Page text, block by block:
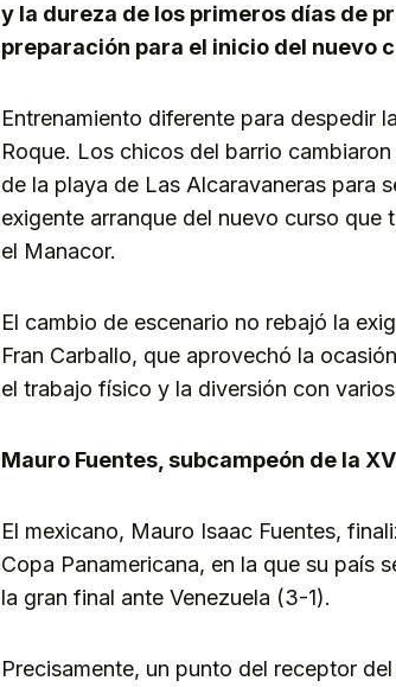
y la dureza de los primeros días de
preparación para el inicio del nuevo
Entrenamiento diferente para despedir
Roque. Los chicos del barrio
de la playa de Las Alcaravaneras para
exigente arranque del nuevo curso
el Manacor.
El cambio de escenario no rebajó la
Fran Carballo, que aprovechó la
el trabajo físico y la diversión con
Mauro Fuentes, subcampeón de la
El mexicano, Mauro Isaac Fuentes,
Copa Panamericana, en la que su país
la gran final ante Venezuela (3-1).
Precisamente, un punto del receptor